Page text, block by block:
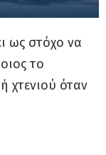
ως στόχο να
το
χτενιού όταν